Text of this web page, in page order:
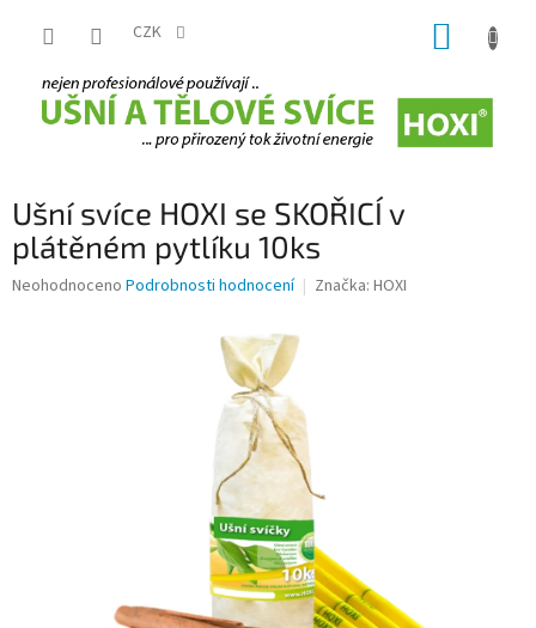
CZK
Ušní svíce HOXI se SKOŘICÍ v
plátěném pytlíku 10ks
Průměrné
Neohodnoceno Podrobnosti hodnocení Značka: HOXI